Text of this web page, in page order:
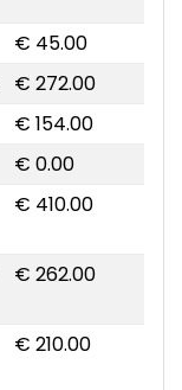
€ 45.00
€ 272.00
€ 154.00
€ 0.00
€ 410.00
€ 262.00
€ 210.00